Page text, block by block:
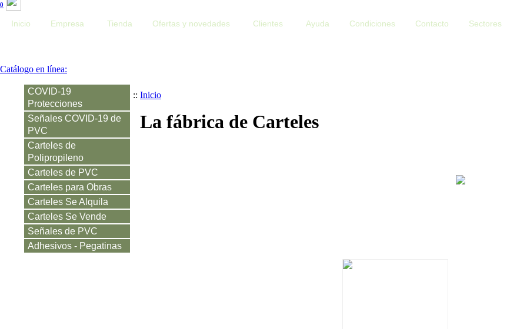
0
Inicio Empresa Tienda Ofertas y novedades Clientes Ayuda Condiciones Contacto Sectores
Catálogo en línea:
COVID-19
Protecciones
Señales COVID-19 de
PVC
Carteles de
Polipropileno
Carteles de PVC
Carteles para Obras
Carteles Se Alquila
Carteles Se Vende
Señales de PVC
Adhesivos - Pegatinas
:: Inicio
La fábrica de Carteles